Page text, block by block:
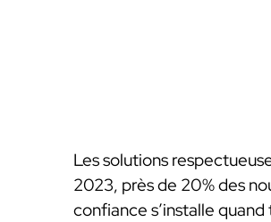
Les solutions
2023, près de 20% des
confiance s’installe